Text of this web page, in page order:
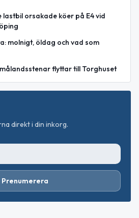
lastbil orsakade köer på E4 vid
molnigt, öldag och vad som
flyttar till Torghuset
direkt i din inkorg.
Prenumerera